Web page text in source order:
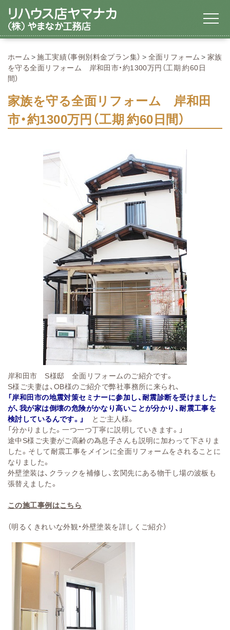
ホーム 施工実績（事例別料金プラン集） 全面リフォーム
家族
を守る全面リフォーム 岸和田市・約1300万円（工期 約60日
間）
家族を守る全面リフォーム 岸和田
市・約1300万円（工期 約60日間）
岸和田市 S様邸 全面リフォームのご紹介です。
S様ご夫妻は、OB様のご紹介で弊社事務所に来られ、
「岸和田市の地震対策セミナーに参加し、耐震診断を受けました
が、我が家は倒壊の危険がかなり高いことが分かり、耐震工事を
検討しているんです。」
とご主人様。
「分かりました。一つ一つ丁寧に説明していきます。」
途中S様ご夫妻がご高齢の為息子さんも説明に加わって下さりま
した。そして耐震工事をメインに全面リフォームをされることに
なりました。
外壁塗装は、クラックを補修し、玄関先にある物干し場の波板も
張替えました。
この施工事例はこちら
（明るくきれいな外観・外壁塗装を詳しくご紹介）